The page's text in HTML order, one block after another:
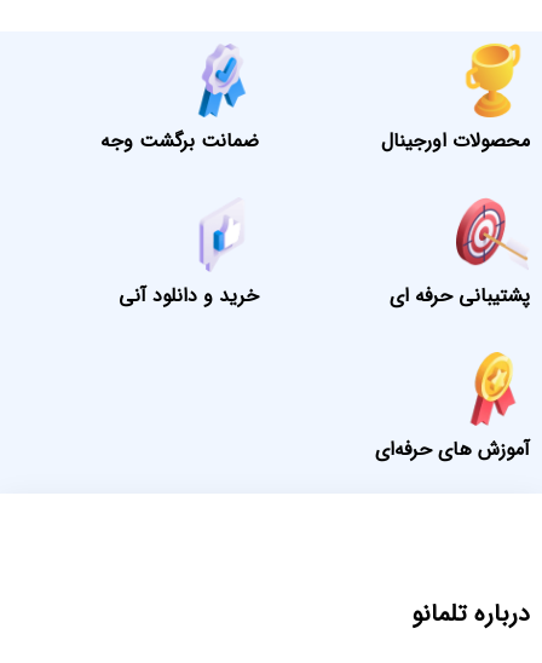
محصولات اورجینال ضمانت برگشت وجه
پشتیبانی حرفه ای خرید و دانلود آنی
آموزش های حرفه‌ای
درباره تلمانو